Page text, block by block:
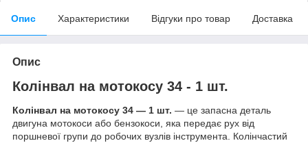
Опис Характеристики Відгуки про товар Доставка
Опис
Колінвал на мотокосу 34 - 1 шт.
Колінвал на мотокосу 34 — 1 шт. — це запасна деталь
двигуна мотокоси або бензокоси, яка передає рух від
поршневої групи до робочих вузлів інструмента. Колінчастий